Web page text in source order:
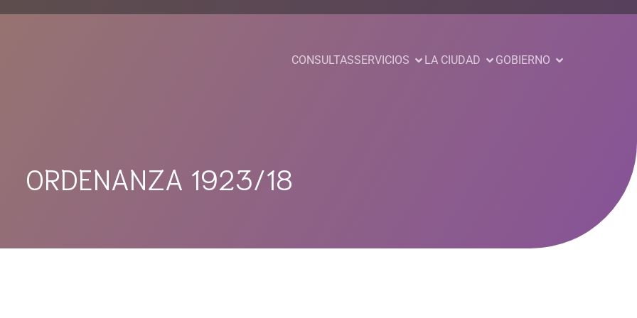
CONSULTASSERVICIOS LA CIUDAD GOBIERNO
ORDENANZA 1923/18